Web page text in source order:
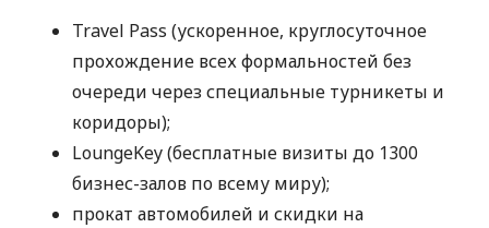
Travel Pass (ускоренное, круглосуточное
прохождение всех формальностей без
очереди через специальные турникеты и
коридоры);
LoungeKey (бесплатные визиты до 1300
бизнес-залов по всему миру);
прокат автомобилей и скидки на